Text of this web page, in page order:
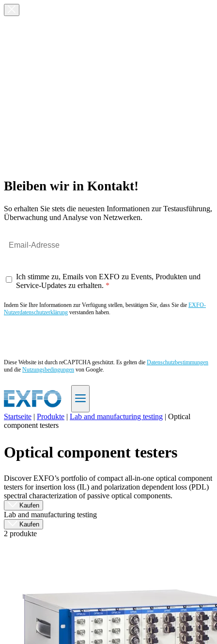
Bleiben wir in Kontakt!
So erhalten Sie stets die neuesten Informationen zur Testausführung,
Überwachung und Analyse von Netzwerken.
Ich stimme zu, Emails von EXFO zu Events, Produkten und
Service-Updates zu erhalten.
Indem Sie Ihre Informationen zur Verfügung stellen, bestätigen Sie, dass Sie die EXFO-
Nutzerdatenschutzerklärung verstanden haben.
Diese Website ist durch reCAPTCHA geschützt. Es gelten die Datenschutzbestimmungen
und die Nutzungsbedingungen von Google.
DE
Produkte
Lösungen
Services
Kaufen
Ressourcen
Kontakt
RegisterAnmeldung
Suppliers
Startseite | Produkte | Lab and manufacturing testing | Optical
component testers
Optical component testers
Discover EXFO’s portfolio of compact all-in-one optical component
testers for insertion loss (IL) and polarization dependent loss (PDL)
spectral characterization of passive optical components.
Kaufen
Lab and manufacturing testing
Kaufen
2 produkte